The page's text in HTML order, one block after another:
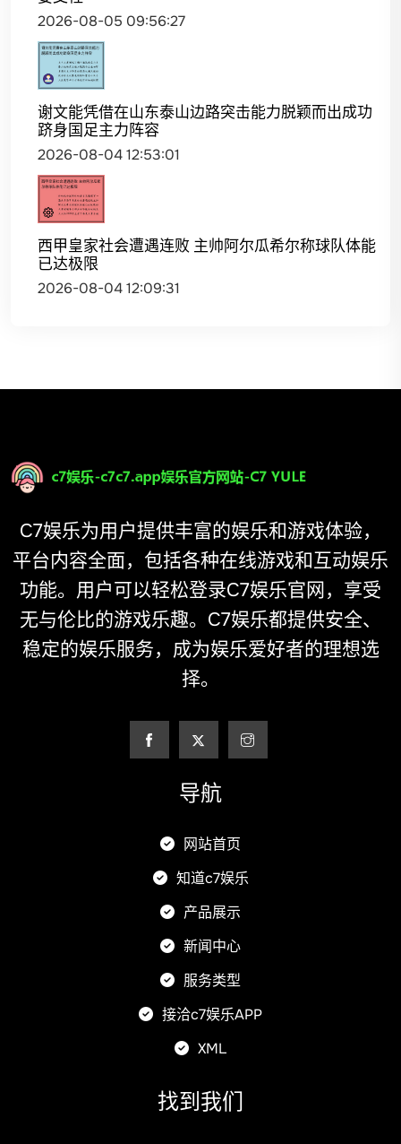
2026-08-05 09:56:27
谢文能凭借在山东泰山边路突击能力脱颖而出成功
跻身国足主力阵容
2026-08-04 12:53:01
西甲皇家社会遭遇连败 主帅阿尔瓜希尔称球队体能
已达极限
2026-08-04 12:09:31
C7娱乐为用户提供丰富的娱乐和游戏体验，
平台内容全面，包括各种在线游戏和互动娱乐
功能。用户可以轻松登录C7娱乐官网，享受
无与伦比的游戏乐趣。C7娱乐都提供安全、
稳定的娱乐服务，成为娱乐爱好者的理想选
择。
导航
网站首页
知道c7娱乐
产品展示
新闻中心
服务类型
接洽c7娱乐APP
XML
找到我们